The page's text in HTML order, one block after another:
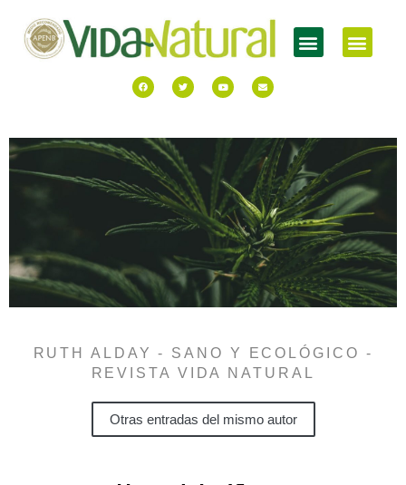
RUTH ALDAY - SANO Y ECOLÓGICO -
REVISTA VIDA NATURAL
Otras entradas del mismo autor